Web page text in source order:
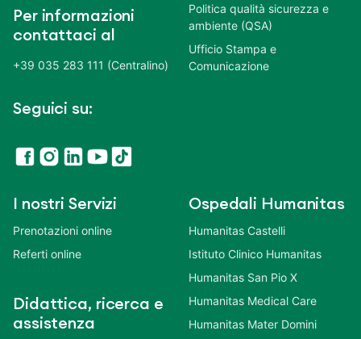
Per informazioni
contattaci al
+39 035 283 111 (Centralino)
Seguici su:
Politica qualità sicurezza e
ambiente (QSA)
Ufficio Stampa e
Comunicazione
I nostri Servizi
Prenotazioni online
Referti online
Didattica, ricerca e
assistenza
Ospedali Humanitas
Humanitas Castelli
Istituto Clinico Humanitas
Humanitas San Pio X
Humanitas Medical Care
Humanitas Mater Domini